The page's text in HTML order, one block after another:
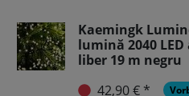
Kaemingk
lumină 2040
liber 19 m negru
42,90 € *